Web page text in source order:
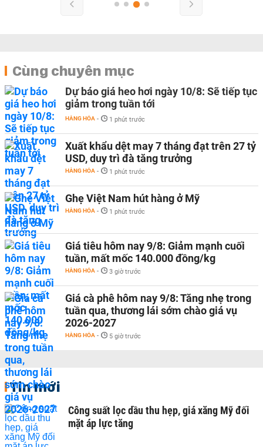
Cùng chuyên mục
Dự báo giá heo hơi ngày 10/8: Sẽ tiếp tục
giảm trong tuần tới
HÀNG HÓA - 1 phút trước
Xuất khẩu dệt may 7 tháng đạt trên 27 tỷ
USD, duy trì đà tăng trưởng
HÀNG HÓA - 1 phút trước
Ghẹ Việt Nam hút hàng ở Mỹ
HÀNG HÓA - 1 phút trước
Giá tiêu hôm nay 9/8: Giảm mạnh cuối
tuần, mất mốc 140.000 đồng/kg
HÀNG HÓA - 3 giờ trước
Giá cà phê hôm nay 9/8: Tăng nhẹ trong
tuần qua, thương lái sớm chào giá vụ
2026-2027
HÀNG HÓA - 5 giờ trước
Tin mới
Công suất lọc dầu thu hẹp, giá xăng Mỹ đối
mặt áp lực tăng